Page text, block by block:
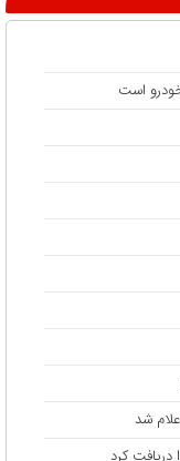
خودرو است
شد